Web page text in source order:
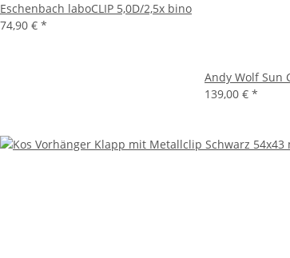
Eschenbach laboCLIP 5,0D/2,5x bino
74,90 € *
Andy Wolf Sun
139,00 € *